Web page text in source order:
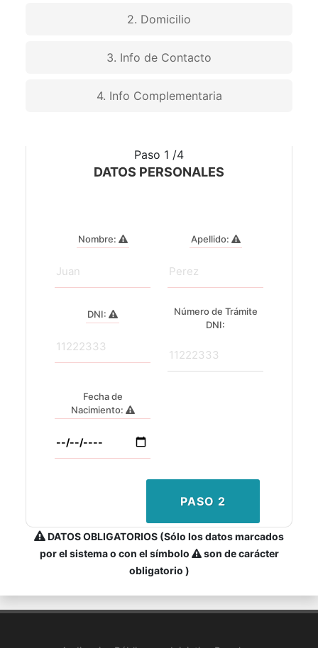
2. Domicilio
3. Info de Contacto
4. Info Complementaria
Paso 1 /4
DATOS PERSONALES
Nombre: Apellido:
DNI:
Número de Trámite
DNI:
Fecha de
Nacimiento:
PASO 2
DATOS OBLIGATORIOS (Sólo los datos marcados
por el sistema o con el símbolo
son de carácter
obligatorio )